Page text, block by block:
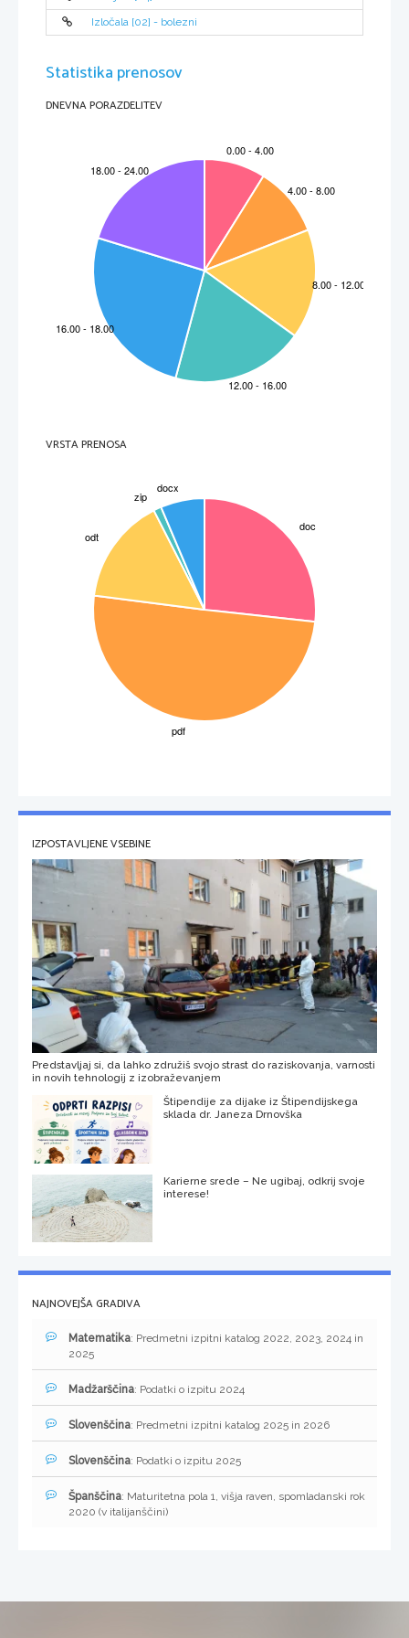
Viri:
Izločala [02] - bolezni
Statistika prenosov
DNEVNA PORAZDELITEV
VRSTA PRENOSA
IZPOSTAVLJENE VSEBINE
Predstavljaj si, da lahko združiš svojo strast do raziskovanja, varnosti
in novih tehnologij z izobraževanjem
Štipendije za dijake iz Štipendijskega
sklada dr. Janeza Drnovška
Karierne srede – Ne ugibaj, odkrij svoje
interese!
NAJNOVEJŠA GRADIVA
Matematika: Predmetni izpitni katalog 2022, 2023, 2024 in
2025
Madžarščina: Podatki o izpitu 2024
Slovenščina: Predmetni izpitni katalog 2025 in 2026
Slovenščina: Podatki o izpitu 2025
Španščina: Maturitetna pola 1, višja raven, spomladanski rok
2020 (v italijanščini)